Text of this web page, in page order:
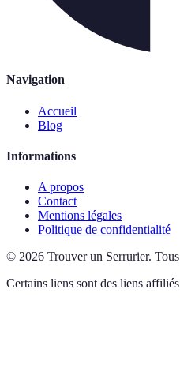
Navigation
Accueil
Blog
Informations
A propos
Contact
Mentions légales
Politique de confidentialité
© 2026 Trouver un Serrurier.
Certains liens sont des liens